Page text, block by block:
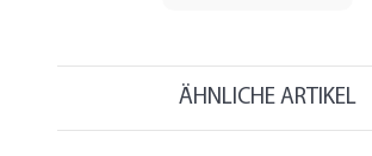
ÄHNLICHE ARTIKEL